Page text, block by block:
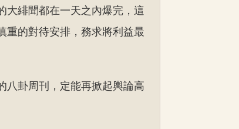
緋聞都在一天之內爆完，這
重的對待安排，務求將利益最
八卦周刊，定能再掀起輿論高